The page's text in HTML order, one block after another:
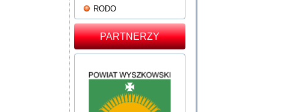
RODO
PARTNERZY